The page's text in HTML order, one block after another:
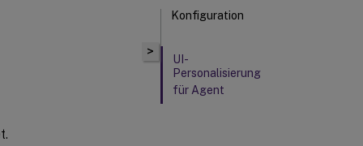
>
Konfiguration
UI-
Personalisierung
für Agent